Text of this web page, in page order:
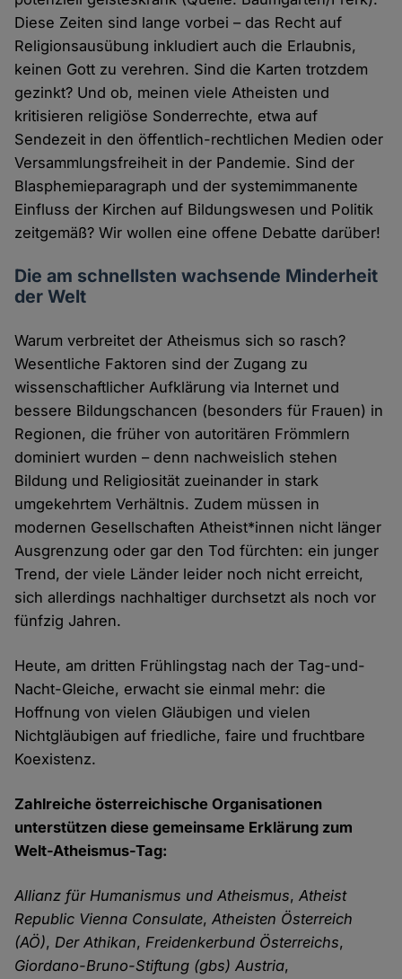
Diese Zeiten sind lange vorbei – das Recht auf
Religionsausübung inkludiert auch die Erlaubnis,
keinen Gott zu verehren. Sind die Karten trotzdem
gezinkt? Und ob, meinen viele Atheisten und
kritisieren religiöse Sonderrechte, etwa auf
Sendezeit in den öffentlich-rechtlichen Medien oder
Versammlungsfreiheit in der Pandemie. Sind der
Blasphemieparagraph und der systemimmanente
Einfluss der Kirchen auf Bildungswesen und Politik
zeitgemäß? Wir wollen eine offene Debatte darüber!
Die am schnellsten wachsende Minderheit
der Welt
Warum verbreitet der Atheismus sich so rasch?
Wesentliche Faktoren sind der Zugang zu
wissenschaftlicher Aufklärung via Internet und
bessere Bildungschancen (besonders für Frauen) in
Regionen, die früher von autoritären Frömmlern
dominiert wurden – denn nachweislich stehen
Bildung und Religiosität zueinander in stark
umgekehrtem Verhältnis. Zudem müssen in
modernen Gesellschaften Atheist*innen nicht länger
Ausgrenzung oder gar den Tod fürchten: ein junger
Trend, der viele Länder leider noch nicht erreicht,
sich allerdings nachhaltiger durchsetzt als noch vor
fünfzig Jahren.
Heute, am dritten Frühlingstag nach der Tag-und-
Nacht-Gleiche, erwacht sie einmal mehr: die
Hoffnung von vielen Gläubigen und vielen
Nichtgläubigen auf friedliche, faire und fruchtbare
Koexistenz.
Zahlreiche österreichische Organisationen
unterstützen diese gemeinsame Erklärung zum
Welt-Atheismus-Tag:
Allianz für Humanismus und Atheismus,Atheist
Republic Vienna Consulate,Atheisten Österreich
(AÖ),Der Athikan,Freidenkerbund Österreichs,
Giordano-Bruno-Stiftung (gbs) Austria,